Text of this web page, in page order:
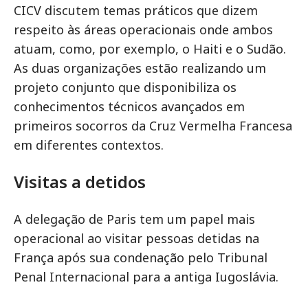
CICV discutem temas práticos que dizem
respeito às áreas operacionais onde ambos
atuam, como, por exemplo, o Haiti e o Sudão.
As duas organizações estão realizando um
projeto conjunto que disponibiliza os
conhecimentos técnicos avançados em
primeiros socorros da Cruz Vermelha Francesa
em diferentes contextos.
Visitas a detidos
A delegação de Paris tem um papel mais
operacional ao visitar pessoas detidas na
França após sua condenação pelo Tribunal
Penal Internacional para a antiga Iugoslávia.